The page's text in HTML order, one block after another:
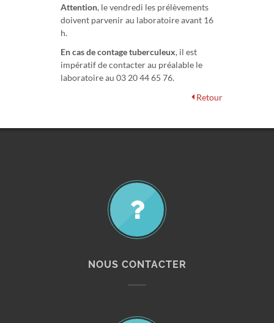
Attention, le vendredi les prélèvements
doivent parvenir au laboratoire avant 16
h.
En cas de contage tuberculeux, il est
impératif de contacter au préalable le
laboratoire au 03 20 44 65 76.
Retour
NOUS CONTACTER